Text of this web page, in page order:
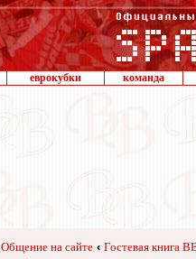
еврокубки команда
Общение на сайте ‹ Гостевая книга